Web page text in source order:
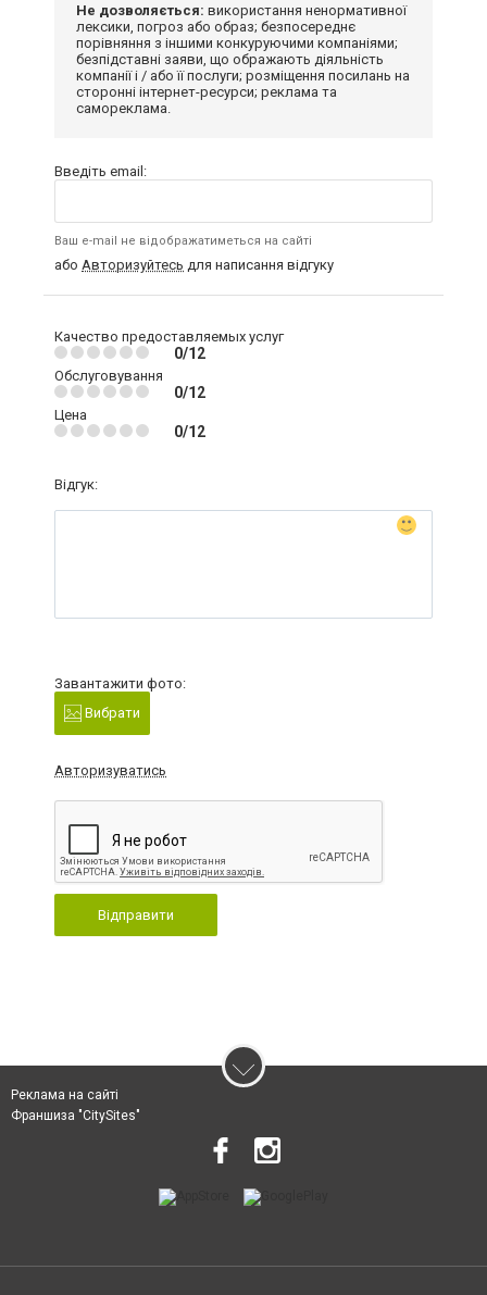
Не дозволяється: використання ненормативної
лексики, погроз або образ; безпосереднє
порівняння з іншими конкуруючими компаніями;
безпідставні заяви, що ображають діяльність
компанії і / або її послуги; розміщення посилань на
сторонні інтернет-ресурси; реклама та
самореклама.
Введіть email:
Ваш e-mail не відображатиметься на сайті
або Авторизуйтесь для написання відгуку
Качество предоставляемых услуг
0/12
Обслуговування
0/12
Цена
0/12
Відгук:
Завантажити фото:
Вибрати
Авторизуватись
Відправити
Реклама на сайті
Франшиза "CitySites"